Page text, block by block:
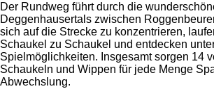
Der Rundweg führt durch die
Deggenhausertals zwischen
sich auf die Strecke zu konzentrieren,
Schaukel zu Schaukel und entdecken
Spielmöglichkeiten. Insgesamt sorgen 14
Schaukeln und Wippen für jede Menge
Abwechslung.